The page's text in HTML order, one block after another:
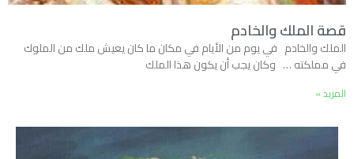
قصة الملك والخادم
الملك والخادم في يوم من الأيام في مكان ما كان يعيش ملك من الملوك
في مملكته … وكان يجب أن يكون هذا الملك
المزيد »